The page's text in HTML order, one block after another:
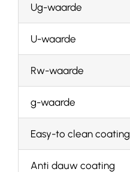
Ug-waarde
U-waarde
Rw-waarde
g-waarde
Easy-to clean coating
Anti dauw coating